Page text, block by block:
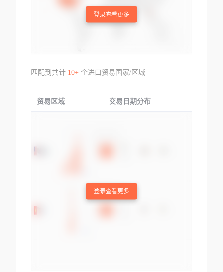
登录查看更多
匹配到共计 10+个进口贸易国家/区域
贸易区域 交易日期分布
登录查看更多